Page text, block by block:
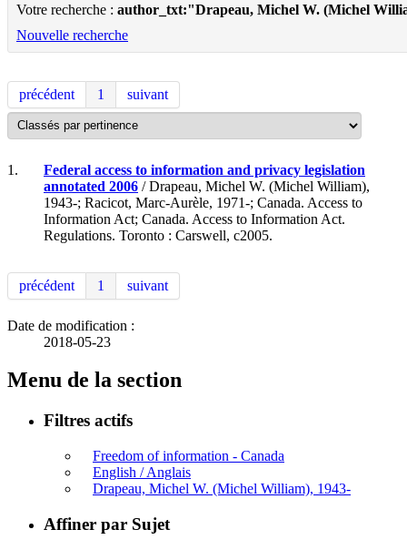
Votre recherche : author_txt:"Drapeau, Michel W. (Michel
Nouvelle recherche
précédent 1 suivant
1.
Federal access to information and privacy legislation
annotated 2006 / Drapeau, Michel W. (Michel William),
1943-; Racicot, Marc-Aurèle, 1971-; Canada. Access to
Information Act; Canada. Access to Information Act.
Regulations. Toronto : Carswell, c2005.
précédent 1 suivant
Date de modification :
2018-05-23
Menu de la section
Filtres actifs
Freedom of information - Canada
English / Anglais
Drapeau, Michel W. (Michel William), 1943-
Affiner par Sujet